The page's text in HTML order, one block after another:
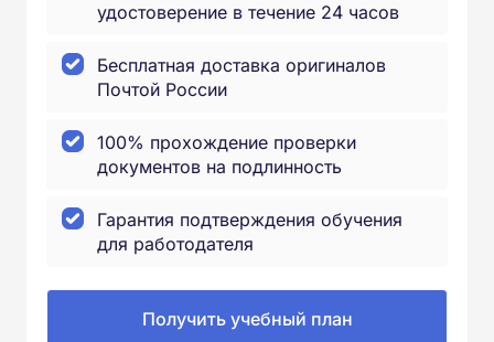
удостоверение в течение 24 часов
Бесплатная доставка оригиналов
Почтой России
100% прохождение проверки
документов на подлинность
Гарантия подтверждения обучения
для работодателя
Получить учебный план